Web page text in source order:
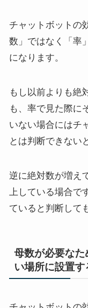
チャットボットの
数」ではなく「率
になります。
もし以前よりも絶
も、率で見た際に
いない場合にはチ
とは判断できない
逆に絶対数が増え
上している場合で
ていると判断して
母数が必要な
い場所に設置す